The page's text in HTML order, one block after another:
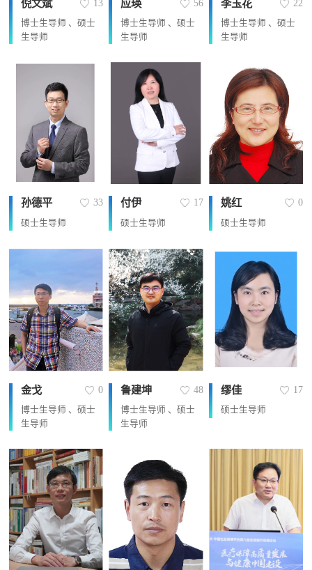
倪文斌 13
博士生导师 、硕士
生导师
应瑛 56
博士生导师 、硕士
生导师
李玉花 22
博士生导师 、硕士
生导师
孙德平 33
硕士生导师
付伊 17
硕士生导师
姚红 0
硕士生导师
金戈 0
博士生导师 、硕士
生导师
鲁建坤 48
博士生导师 、硕士
生导师
缪佳 17
硕士生导师